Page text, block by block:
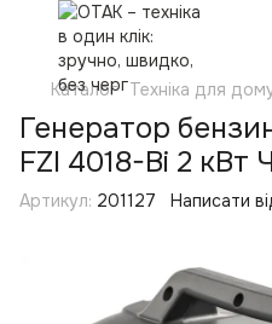
Каталог Техніка для
Генератор
FZI 4018-Bi 2 кВт
Артикул: 201127 Написати